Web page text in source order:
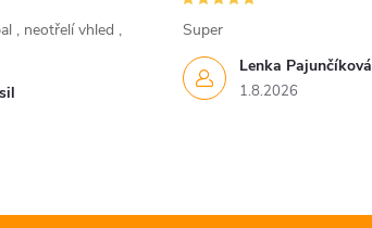
, neotřelí vhled ,
Lenka Pajunčíková
1.8.2026
Super